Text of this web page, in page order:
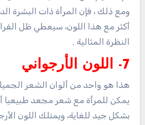
ومع ذلك ، فإن المرأة ذات البشرة
أكثر مع هذا اللون، سيعطي ظل
النظرة المثالية .
7- اللون الأرجواني
هذا هو واحد من ألوان الشعر
يمكن للمرأة مع شعر مجعد طبيعيا
بشكل جيد للغاية، ويمتلك اللون